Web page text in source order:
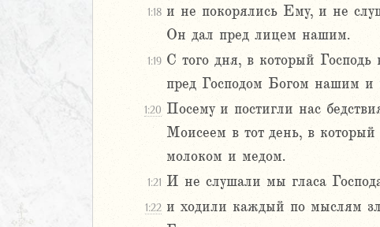
1:18 и не покорялись Ему, и не
Он дал пред лицем нашим.
1:19 С того дня, в который
пред Господом Богом нашим и
1:20 Посему и постигли нас
Моисеем в тот день, в
молоком и медом.
1:21 И не слушали мы гласа
1:22 и ходили каждый по мыслям